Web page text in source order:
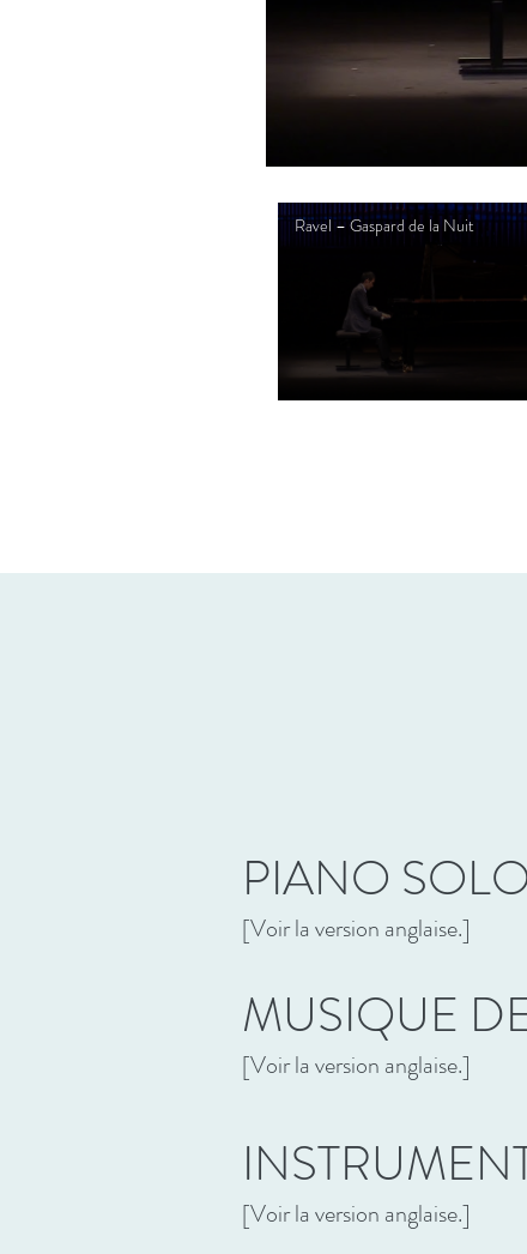
Ravel – Gaspard de la Nuit
PIANO SOLO
[Voir la version anglaise.]
MUSIQUE
[Voir la version anglaise.]
[Voir la version anglaise.]